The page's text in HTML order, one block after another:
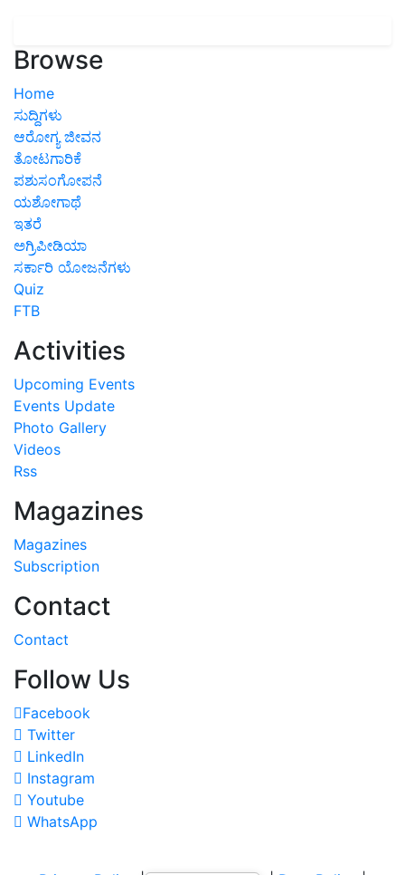
Browse
Home
ಸುದ್ದಿಗಳು
ಆರೋಗ್ಯ ಜೀವನ
ತೋಟಗಾರಿಕೆ
ಪಶುಸಂಗೋಪನೆ
ಯಶೋಗಾಥೆ
ಇತರೆ
ಅಗ್ರಿಪೀಡಿಯಾ
ಸರ್ಕಾರಿ ಯೋಜನೆಗಳು
Quiz
FTB
Activities
Upcoming Events
Events Update
Photo Gallery
Videos
Rss
Magazines
Magazines
Subscription
Contact
Contact
Follow Us
Facebook
Twitter
LinkedIn
Instagram
Youtube
WhatsApp